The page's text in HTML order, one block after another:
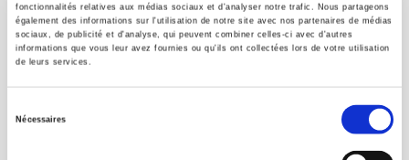
fonctionnalités relatives aux médias sociaux et d'analyser notre trafic. Nous partageons
également des informations sur l'utilisation de notre site avec nos partenaires de médias
sociaux, de publicité et d'analyse, qui peuvent combiner celles-ci avec d'autres
informations que vous leur avez fournies ou qu'ils ont collectées lors de votre utilisation
de leurs services.
Nécessaires
CONTACTS
FOREIGN RIGHTS
POUR LES LIBRAIRES
CONDITIONS GÉNÉRALES